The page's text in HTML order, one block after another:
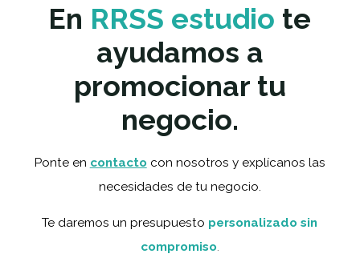
En RRSS estudio te
ayudamos a
promocionar tu
negocio.
Ponte en contacto con nosotros y explícanos las
necesidades de tu negocio.
Te daremos un presupuesto personalizado sin
compromiso.